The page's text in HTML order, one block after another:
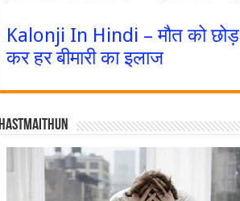
Kalonji In Hindi – मौत को छोड़
कर हर बीमारी का इलाज
Hastmaithun